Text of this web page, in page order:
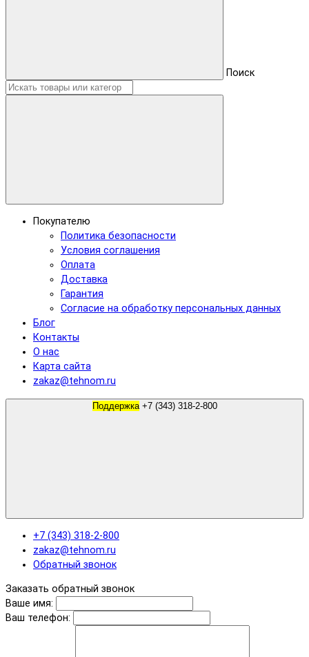
Поиск
Покупателю
Политика безопасности
Условия соглашения
Оплата
Доставка
Гарантия
Согласие на обработку персональных данных
Блог
Контакты
О нас
Карта сайта
zakaz@tehnom.ru
Поддержка +7 (343) 318-2-800
+7 (343) 318-2-800
zakaz@tehnom.ru
Обратный звонок
Заказать обратный звонок
Ваше имя:
Ваш телефон: